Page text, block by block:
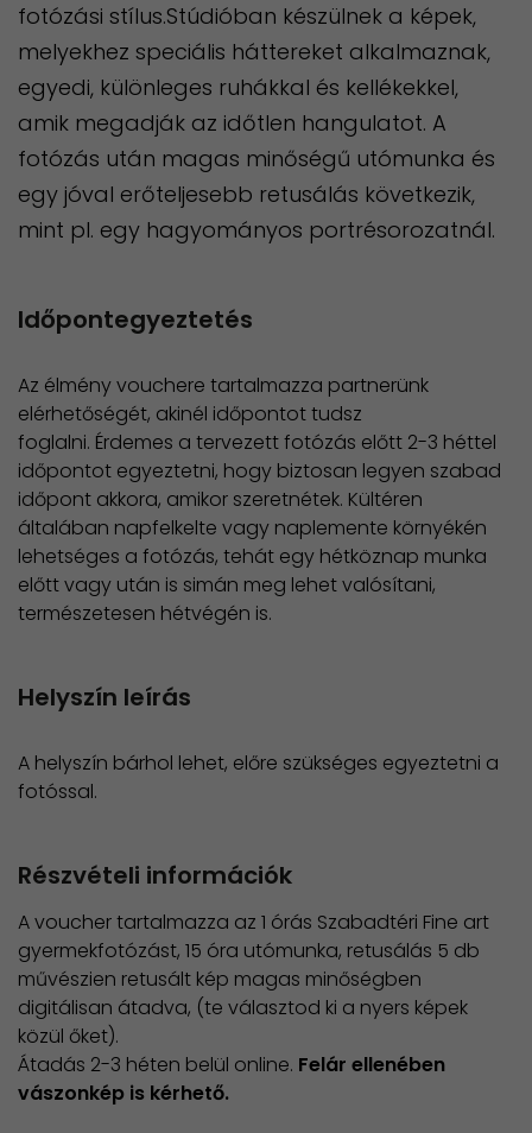
fotózási stílus.Stúdióban készülnek a képek,
melyekhez speciális háttereket alkalmaznak,
egyedi, különleges ruhákkal és kellékekkel,
amik megadják az időtlen hangulatot. A
fotózás után magas minőségű utómunka és
egy jóval erőteljesebb retusálás következik,
mint pl. egy hagyományos portrésorozatnál.
Időpontegyeztetés
Az élmény vouchere tartalmazza partnerünk
elérhetőségét, akinél időpontot tudsz
foglalni. Érdemes a tervezett fotózás előtt 2-3 héttel
időpontot egyeztetni, hogy biztosan legyen szabad
időpont akkora, amikor szeretnétek. Kültéren
általában napfelkelte vagy naplemente környékén
lehetséges a fotózás, tehát egy hétköznap munka
előtt vagy után is simán meg lehet valósítani,
természetesen hétvégén is.
Helyszín leírás
A helyszín bárhol lehet, előre szükséges egyeztetni a
fotóssal.
Részvételi információk
A voucher tartalmazza az 1 órás Szabadtéri Fine art
gyermekfotózást, 15 óra utómunka, retusálás 5 db
művészien retusált kép magas minőségben
digitálisan átadva, (te választod ki a nyers képek
közül őket).
Átadás 2-3 héten belül online. Felár ellenében
vászonkép is kérhető.